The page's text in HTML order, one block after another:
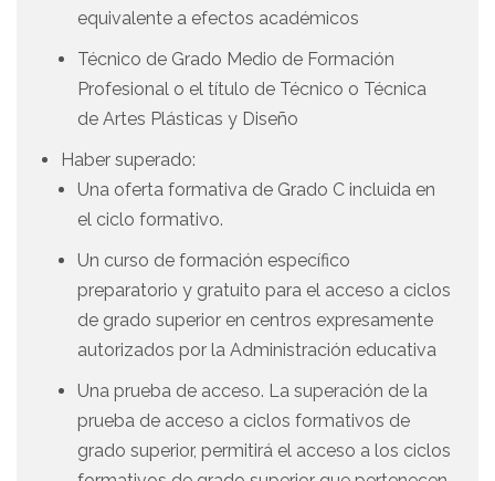
equivalente a efectos académicos
Técnico de Grado Medio de Formación
Profesional o el título de Técnico o Técnica
de Artes Plásticas y Diseño
Haber superado:
Una oferta formativa de Grado C incluida en
el ciclo formativo.
Un curso de formación específico
preparatorio y gratuito para el acceso a ciclos
de grado superior en centros expresamente
autorizados por la Administración educativa
Una prueba de acceso. La superación de la
prueba de acceso a ciclos formativos de
grado superior, permitirá el acceso a los ciclos